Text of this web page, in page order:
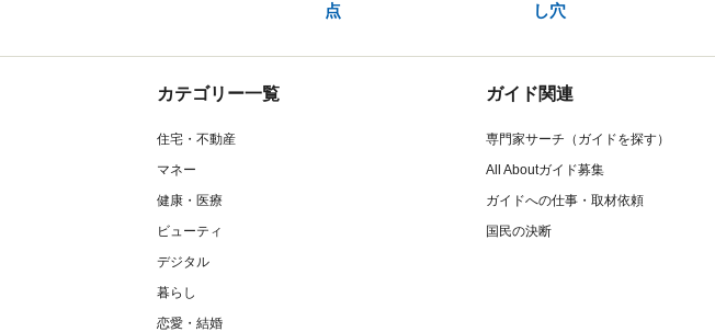
点
し穴
カテゴリー一覧
住宅・不動産
マネー
健康・医療
ビューティ
デジタル
暮らし
恋愛・結婚
ガイド関連
専門家サーチ（ガイドを探す）
All Aboutガイド募集
ガイドへの仕事・取材依頼
国民の決断